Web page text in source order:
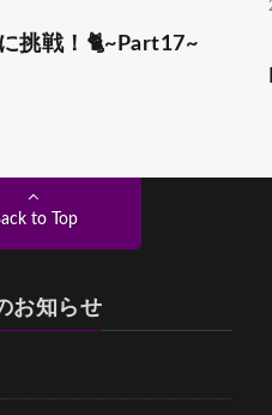
挑戦！🐈~Part17~
to Top
お知らせ